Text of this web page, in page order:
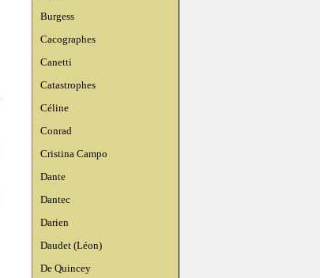
Burgess
Cacographes
Canetti
Catastrophes
Céline
Conrad
Cristina Campo
Dante
Dantec
Darien
Daudet (Léon)
De Quincey